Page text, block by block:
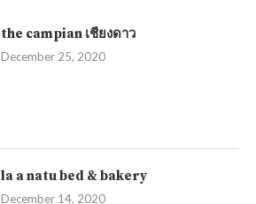
the campian เชียงดาว
December 25, 2020
la a natu bed & bakery
December 14, 2020